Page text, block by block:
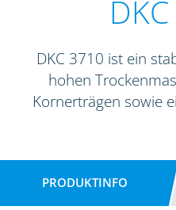
DKC 3710 ist ein
hohen
Kornerträgen sowie
PRODUKTINFO